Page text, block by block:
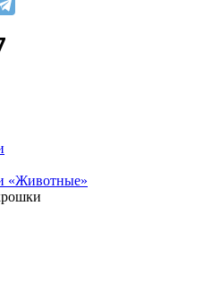
«Животные»